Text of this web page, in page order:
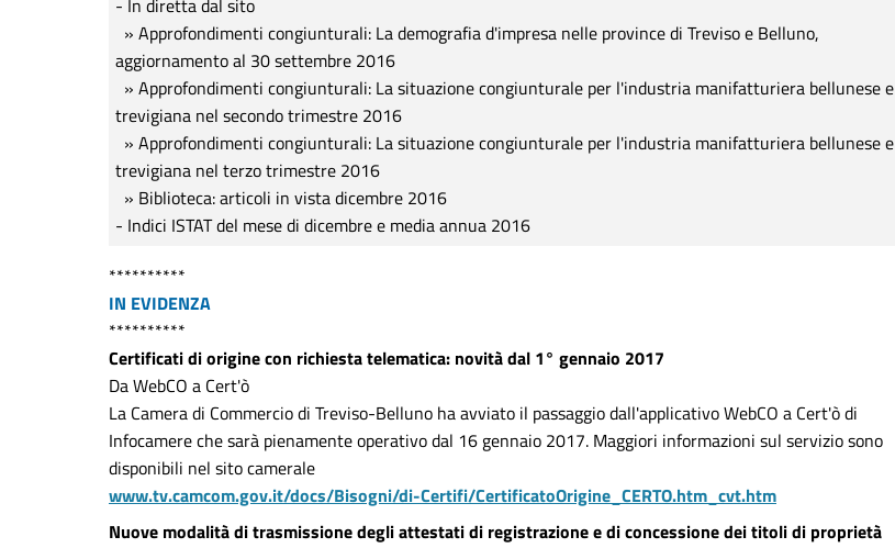
- In diretta dal sito
» Approfondimenti congiunturali: La demografia d'impresa nelle province di Treviso e Belluno,
aggiornamento al 30 settembre 2016
» Approfondimenti congiunturali: La situazione congiunturale per l'industria manifatturiera bellunese e
trevigiana nel secondo trimestre 2016
» Approfondimenti congiunturali: La situazione congiunturale per l'industria manifatturiera bellunese e
trevigiana nel terzo trimestre 2016
» Biblioteca: articoli in vista dicembre 2016
- Indici ISTAT del mese di dicembre e media annua 2016
**********
IN EVIDENZA
**********
Certificati di origine con richiesta telematica: novità dal 1° gennaio 2017
Da WebCO a Cert'ò
La Camera di Commercio di Treviso-Belluno ha avviato il passaggio dall'applicativo WebCO a Cert'ò di
Infocamere che sarà pienamente operativo dal 16 gennaio 2017. Maggiori informazioni sul servizio sono
disponibili nel sito camerale
www.tv.camcom.gov.it/docs/Bisogni/di-Certifi/CertificatoOrigine_CERTO.htm_cvt.htm
Nuove modalità di trasmissione degli attestati di registrazione e di concessione dei titoli di proprietà